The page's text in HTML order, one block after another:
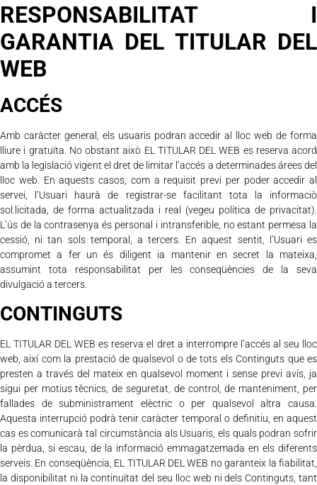
RESPONSABILITAT I
GARANTIA DEL TITULAR DEL
WEB
ACCÉS
Amb caràcter general, els usuaris podran accedir al lloc web de forma
lliure i gratuïta. No obstant això EL TITULAR DEL WEB es reserva acord
amb la legislació vigent el dret de limitar l’accés a determinades árees del
lloc web. En aquests casos, com a requisit previ per poder accedir al
servei, l’Usuari haurà de registrar-se facilitant tota la informaciò
sol.licitada, de forma actualitzada i real (vegeu política de privacitat).
L’ús de la contrasenya és personal i intransferible, no estant permesa la
cessió, ni tan sols temporal, a tercers. En aquest sentit, l’Usuari es
compromet a fer un és diligent ia mantenir en secret la mateixa,
assumint tota responsabilitat per les conseqüències de la seva
divulgació a tercers.
CONTINGUTS
EL TITULAR DEL WEB es reserva el dret a interrompre l’accés al seu lloc
web, així com la prestació de qualsevol o de tots els Continguts que es
presten a través del mateix en qualsevol moment i sense previ avís, ja
sigui per motius tècnics, de seguretat, de control, de manteniment, per
fallades de subministrament elèctric o per qualsevol altra causa.
Aquesta interrupció podrà tenir caràcter temporal o definitiu, en aquest
cas es comunicarà tal circumstància als Usuaris, els quals podran sofrir
la pèrdua, si escau, de la informació emmagatzemada en els diferents
serveis. En conseqüència, EL TITULAR DEL WEB no garanteix la fiabilitat,
la disponibilitat ni la continuïtat del seu lloc web ni dels Continguts, tant